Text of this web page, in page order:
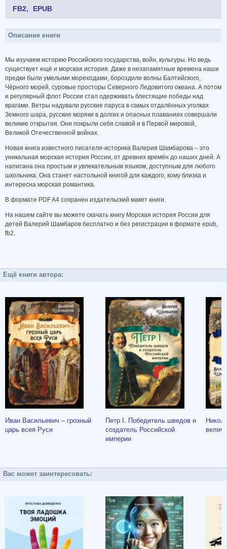
FB2
EPUB
Описание книги
Мы изучаем историю Российского государства, войн, культуры. Но ведь
существует ещё и морская история. Даже в незапамятные времена наши
предки были умелыми мореходами, бороздили волны Балтийского,
Чёрного морей, суровые просторы Северного Ледовитого океана. А потом
и регулярный флот России стал одерживать блестящие победы над
врагами. Ветры надували русские паруса в самых отдалённых уголках
Земного шара, русские моряки в долгих и опасных плаваниях совершали
великие открытия. Они покрыли себя славой и в Первой мировой,
Великой Отечественной войнах.
Новая книга известного писателя-историка Валерия Шамбарова – это
уникальная морская история России, от древних времён до наших дней. А
написана она простым и увлекательным языком, доступным для любого
школьника. Она станет настольной книгой для каждого, кому близка и
интересна морская романтика.
В формате PDF A4 сохранен издательский макет книги.
На нашем сайте вы можете скачать книгу Морская история России для
детей Валерий Шамбаров бесплатно и без регистрации в формате epub,
fb2.
Ещё книги автора:
Иван Васильевич – грозный
царь всея Руси
Петр I. Победитель шведов и
создатель Российской
империи
Вас может заинтересовать: